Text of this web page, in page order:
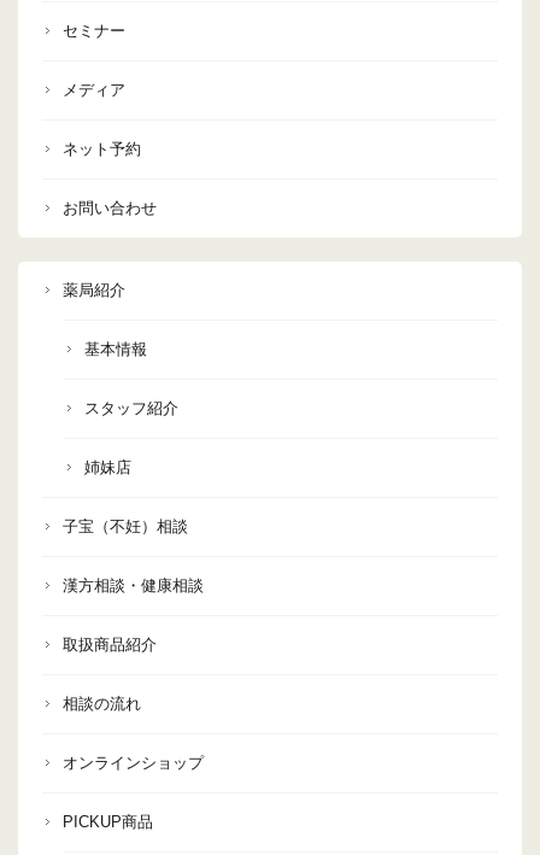
セミナー
メディア
ネット予約
お問い合わせ
薬局紹介
基本情報
スタッフ紹介
姉妹店
子宝（不妊）相談
漢方相談・健康相談
取扱商品紹介
相談の流れ
オンラインショップ
PICKUP商品